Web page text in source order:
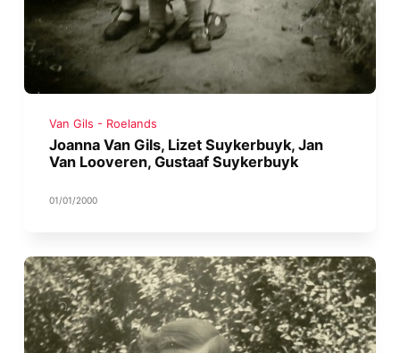
Van Gils - Roelands
Joanna Van Gils, Lizet Suykerbuyk, Jan
Van Looveren, Gustaaf Suykerbuyk
01/01/2000